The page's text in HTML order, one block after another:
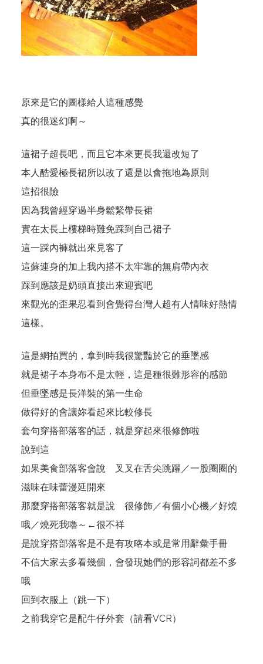
原來是它的圖樣給人這種感覺
真的很迷幻啊～
這裙子超長吧，而且它本來更長我還改短了
本人酷愛極長裙所以改了還是以會拖地為原則
這招很險
因為我曾經穿過半身鬆緊帶長裙
實在太長上樓梯時難免踩到自己裙子
這一踩內褲就出來見客了
這蘇連身的加上我內搭不太牢靠的無肩帶內衣
踩到應該是奶頭直接出來迎賓吧
來觀光的歪果忍看到會覺得台灣人超有人情味好熱情
這樣。
這是網拍買的，拿到時我很驚豔於它的垂墜感
就是裙子本身布不是太輕，這是種很難形容的感節
但垂墜感是長洋裝的第一生命
做得好的會讓妳看起來比較修長
套句穿搭部落客的話，就是穿起來很修飾啦
說到這
如果美食部落客會說 叉叉在舌尖跳躍／一股圈圈的
滋味在味蕾漫延開來
那麼穿搭部落客就是說 很修飾／有個小心機／好燒
哦／燒死我嚕～←很不祥
是說穿搭部落客是不是有攻略本或是常用辭彙手冊
不信大家去多看幾個，會發現她們的形容詞都差不多
哦
回到衣服上（跳一下）
之前我穿它是配牛仔外套（請看VCR）